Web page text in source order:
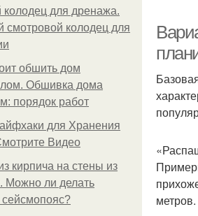
для дренажа.
колодец для
обшить дом
Обшивка дома
порядок работ
для Хранения
Видео
кирпича на стены из
Можно ли делать
метров.